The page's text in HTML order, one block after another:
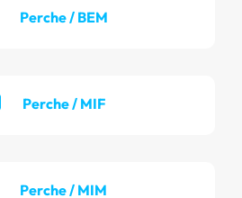
Perche / BEM
Perche / MIF
Perche / MIM